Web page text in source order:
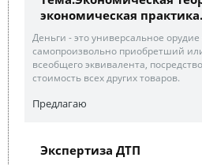
экономическая
Деньги - это универсальное
самопроизвольно приобретший
всеобщего эквивалента,
стоимость всех других товаров.
Предлагаю
Экспертиза ДТП